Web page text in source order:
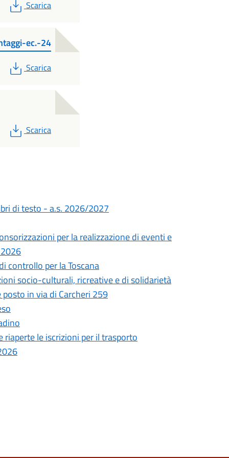
PDF
Scarica
ec.-24
PDF
Scarica
PDF
Scarica
di testo - a.s. 2026/2027
per la realizzazione di eventi e
controllo per la Toscana
socio-culturali, ricreative e di solidarietà
in via di Carcheri 259
le iscrizioni per il trasporto